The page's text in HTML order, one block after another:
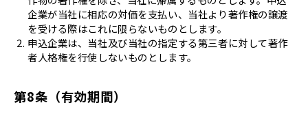
企業が当社に相応の対価を支払い、当社より著作権の譲渡
を受ける際はこれに限らないものとします。
申込企業は、当社及び当社の指定する第三者に対して著作
者人格権を行使しないものとします。
第8条（有効期間）